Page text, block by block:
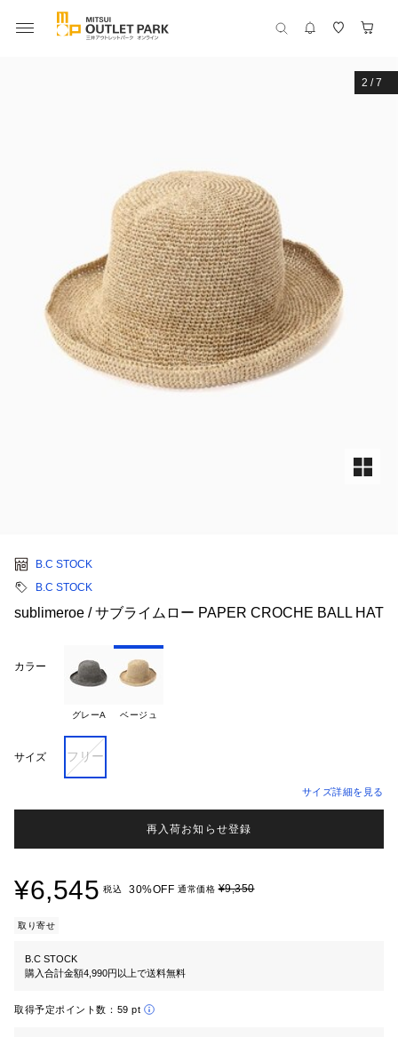
2 /7
B.C STOCK
B.C STOCK
sublimeroe / サブライムロー PAPER CROCHE BALL HAT
カラー
グレーA ベージュ
サイズ フリー
サイズ詳細を見る
再入荷お知らせ登録
¥6,545 税込 30%OFF 通常価格¥9,350
取り寄せ
B.C STOCK
購入合計金額4,990円以上で送料無料
取得予定ポイント数： 59 pt